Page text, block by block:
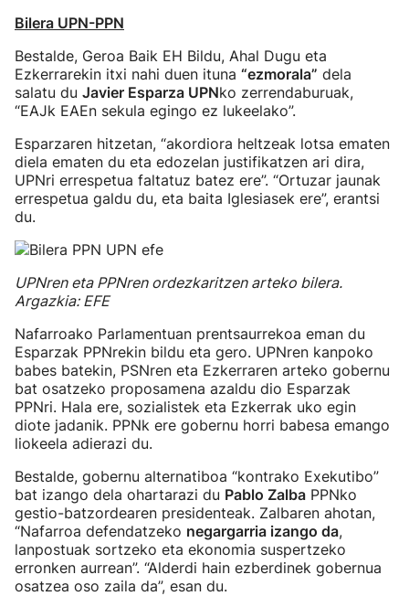
Bilera UPN-PPN
Bestalde, Geroa Baik EH Bildu, Ahal Dugu eta
Ezkerrarekin itxi nahi duen ituna “ezmorala” dela
salatu du Javier Esparza UPNko zerrendaburuak,
“EAJk EAEn sekula egingo ez lukeelako”.
Esparzaren hitzetan, “akordiora heltzeak lotsa ematen
diela ematen du eta edozelan justifikatzen ari dira,
UPNri errespetua faltatuz batez ere”. “Ortuzar jaunak
errespetua galdu du, eta baita Iglesiasek ere”, erantsi
du.
UPNren eta PPNren ordezkaritzen arteko bilera.
Argazkia: EFE
Nafarroako Parlamentuan prentsaurrekoa eman du
Esparzak PPNrekin bildu eta gero. UPNren kanpoko
babes batekin, PSNren eta Ezkerraren arteko gobernu
bat osatzeko proposamena azaldu dio Esparzak
PPNri. Hala ere, sozialistek eta Ezkerrak uko egin
diote jadanik. PPNk ere gobernu horri babesa emango
liokeela adierazi du.
Bestalde, gobernu alternatiboa “kontrako Exekutibo”
bat izango dela ohartarazi du Pablo Zalba PPNko
gestio-batzordearen presidenteak. Zalbaren ahotan,
“Nafarroa defendatzeko negargarria izango da,
lanpostuak sortzeko eta ekonomia suspertzeko
erronken aurrean”. “Alderdi hain ezberdinek gobernua
osatzea oso zaila da”, esan du.